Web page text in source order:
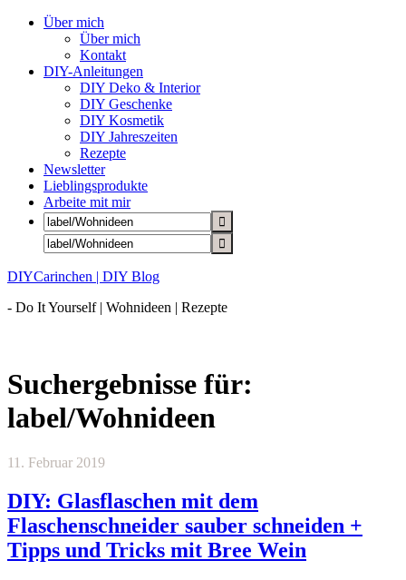
Über mich
Über mich
Kontakt
DIY-Anleitungen
DIY Deko & Interior
DIY Geschenke
DIY Kosmetik
DIY Jahreszeiten
Rezepte
Newsletter
Lieblingsprodukte
Arbeite mit mir
DIYCarinchen | DIY Blog
- Do It Yourself | Wohnideen | Rezepte
Suchergebnisse für:
label/Wohnideen
11. Februar 2019
DIY: Glasflaschen mit dem
Flaschenschneider sauber schneiden +
Tipps und Tricks mit Bree Wein